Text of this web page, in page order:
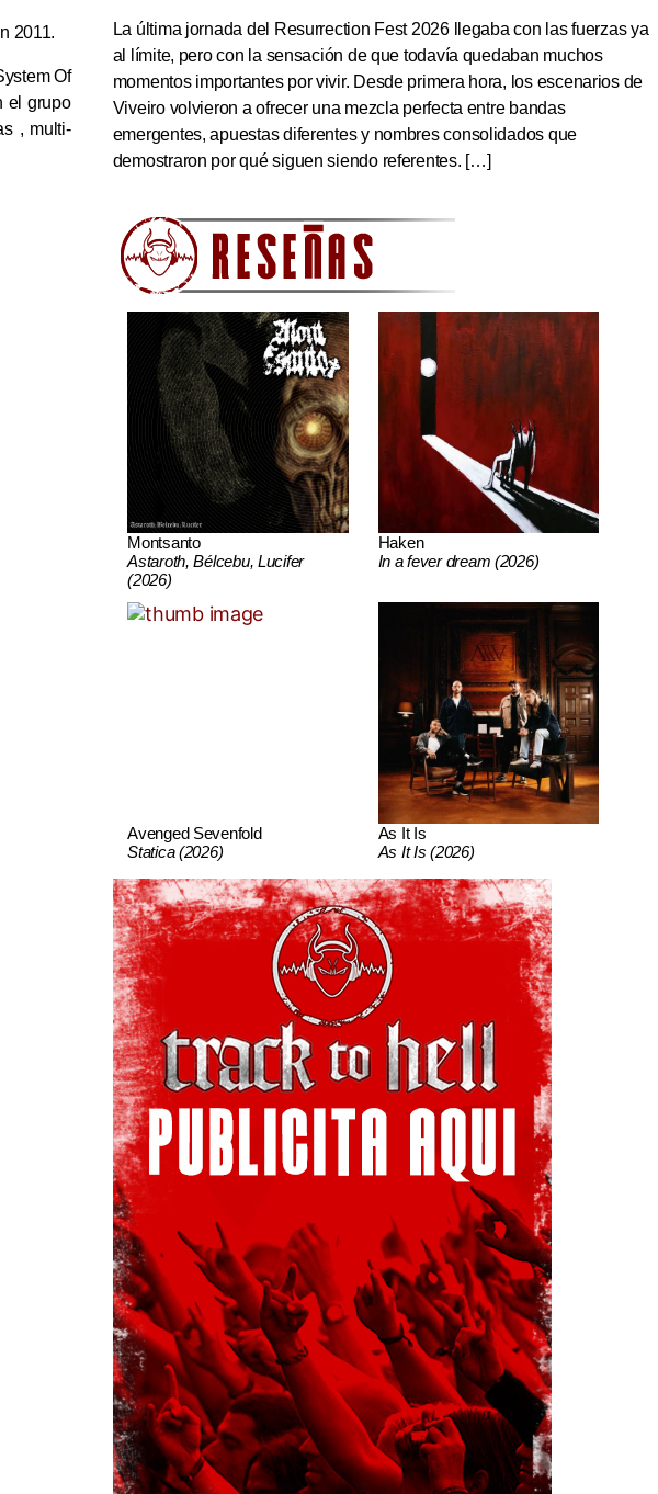
2011.
Of
el grupo
, multi-
La última jornada del Resurrection Fest 2026 llegaba con las fuerzas ya
al límite, pero con la sensación de que todavía quedaban muchos
momentos importantes por vivir. Desde primera hora, los escenarios de
Viveiro volvieron a ofrecer una mezcla perfecta entre bandas
emergentes, apuestas diferentes y nombres consolidados que
demostraron por qué siguen siendo referentes. […]
Montsanto
Astaroth, Bélcebu, Lucifer
(2026)
Haken
In a fever dream (2026)
Avenged Sevenfold
Statica (2026)
As It Is
As It Is (2026)